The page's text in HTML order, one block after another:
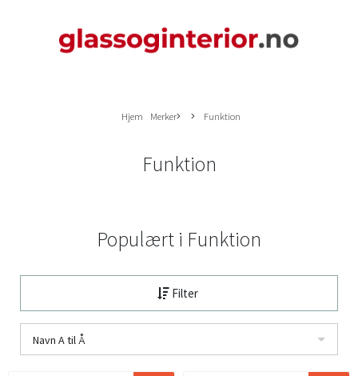
Hjem Merker Funktion
Funktion
Populært i Funktion
Filter
Navn A til Å